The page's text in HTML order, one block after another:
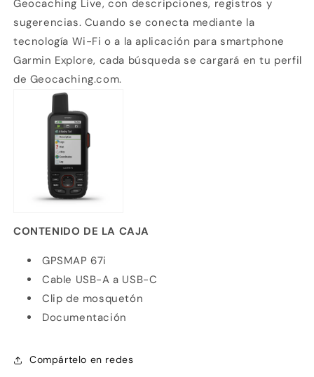
Geocaching Live, con descripciones, registros y
sugerencias. Cuando se conecta mediante la
tecnología Wi-Fi o a la aplicación para smartphone
Garmin Explore, cada búsqueda se cargará en tu perfil
de Geocaching.com.
CONTENIDO DE LA CAJA
GPSMAP 67i
Cable USB-A a USB-C
Clip de mosquetón
Documentación
Compártelo en redes